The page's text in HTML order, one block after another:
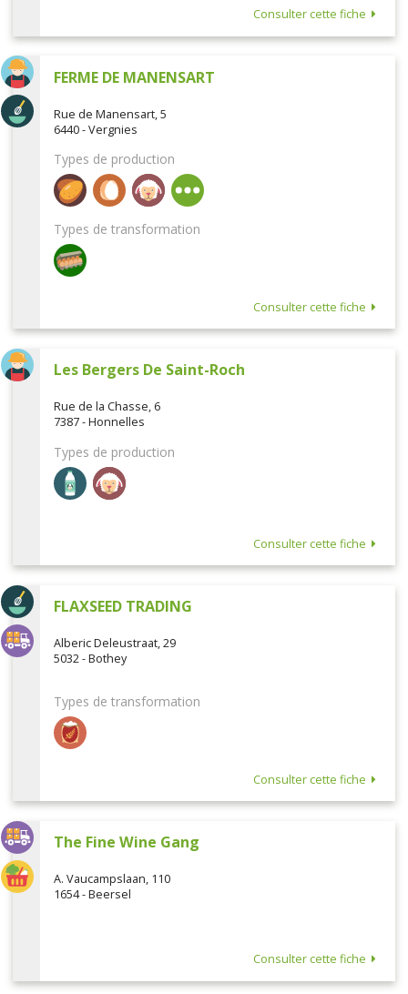
Consulter cette fiche
FERME DE MANENSART
Rue de Manensart, 5
6440 - Vergnies
Types de production
Types de transformation
Consulter cette fiche
Les Bergers De Saint-Roch
Rue de la Chasse, 6
7387 - Honnelles
Types de production
Consulter cette fiche
FLAXSEED TRADING
Alberic Deleustraat, 29
5032 - Bothey
Types de transformation
Consulter cette fiche
The Fine Wine Gang
A. Vaucampslaan, 110
1654 - Beersel
Consulter cette fiche